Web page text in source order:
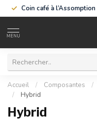
Coin café à l’Assomption
MENU
Accueil / Composantes /
/
Hybrid
Hybrid